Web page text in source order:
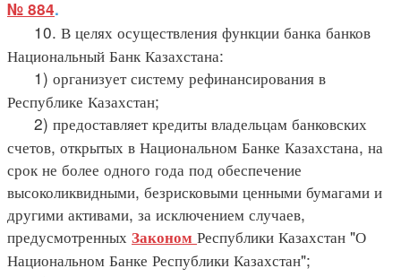
№ 884.
10. В целях осуществления функции банка банков
Национальный Банк Казахстана:
1) организует систему рефинансирования в
Республике Казахстан;
2) предоставляет кредиты владельцам банковских
счетов, открытых в Национальном Банке Казахстана, на
срок не более одного года под обеспечение
высоколиквидными, безрисковыми ценными бумагами и
другими активами, за исключением случаев,
предусмотренных Законом Республики Казахстан "О
Национальном Банке Республики Казахстан";